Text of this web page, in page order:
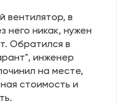
вентилятор, в
него никак, нужен
Обратился в
инженер
на месте,
стоимость и